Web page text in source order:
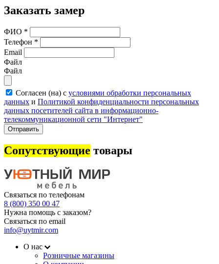
Заказать замер
ФИО *
Телефон *
Email
Файл
Файл
Согласен (на) с условиями обработки персональных
данных и Политикой конфиденциальности персональных
данных посетителей сайта в информационно-
телекоммуникационной сети "Интернет"
Отправить
Сопутствующие товары
Связаться по телефонам
8 (800) 350 00 47
Нужна помощь с заказом?
Связаться по email
info@uytmir.com
О нас
Розничные магазины